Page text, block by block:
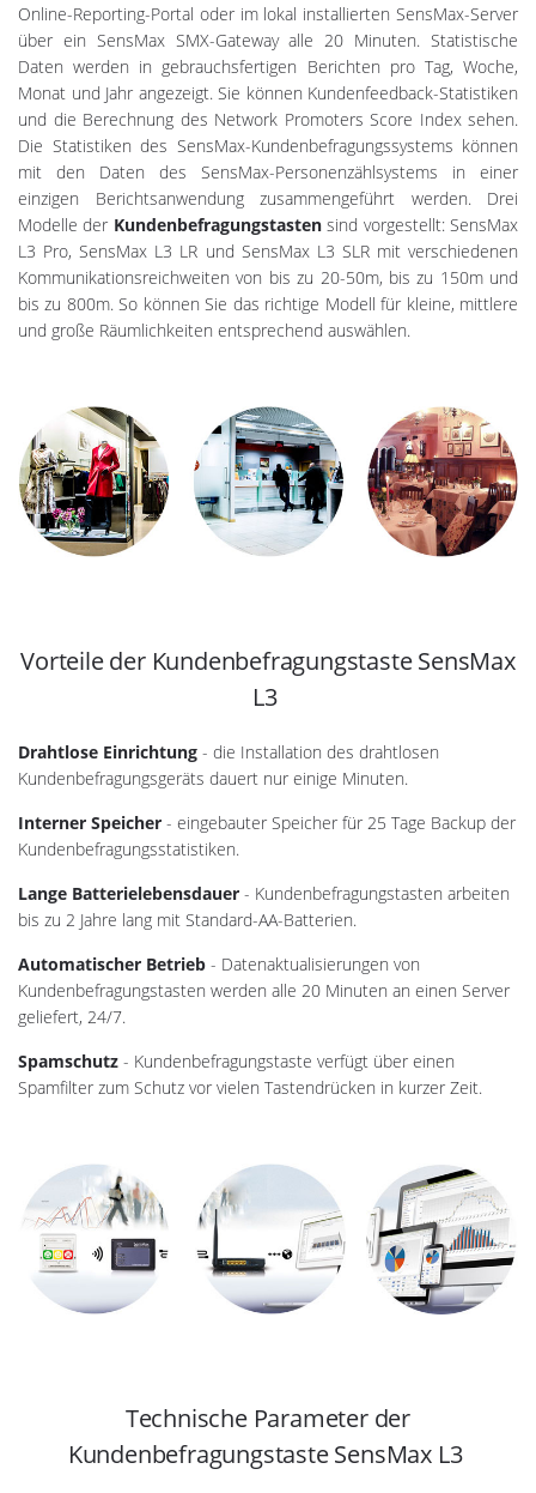
Online-Reporting-Portal oder im lokal installierten SensMax-Server
über ein SensMax SMX-Gateway alle 20 Minuten. Statistische
Daten werden in gebrauchsfertigen Berichten pro Tag, Woche,
Monat und Jahr angezeigt. Sie können Kundenfeedback-Statistiken
und die Berechnung des Network Promoters Score Index sehen.
Die Statistiken des SensMax-Kundenbefragungssystems können
mit den Daten des SensMax-Personenzählsystems in einer
einzigen Berichtsanwendung zusammengeführt werden. Drei
Modelle der Kundenbefragungstastensind vorgestellt: SensMax
L3 Pro, SensMax L3 LR und SensMax L3 SLR mit verschiedenen
Kommunikationsreichweiten von bis zu 20-50m, bis zu 150m und
bis zu 800m. So können Sie das richtige Modell für kleine, mittlere
und große Räumlichkeiten entsprechend auswählen.
Vorteile der Kundenbefragungstaste SensMax
L3
Drahtlose Einrichtung - die Installation des drahtlosen
Kundenbefragungsgeräts dauert nur einige Minuten.
Interner Speicher - eingebauter Speicher für 25 Tage Backup der
Kundenbefragungsstatistiken.
Lange Batterielebensdauer - Kundenbefragungstasten arbeiten
bis zu 2 Jahre lang mit Standard-AA-Batterien.
Automatischer Betrieb - Datenaktualisierungen von
Kundenbefragungstasten werden alle 20 Minuten an einen Server
geliefert, 24/7.
Spamschutz - Kundenbefragungstaste verfügt über einen
Spamfilter zum Schutz vor vielen Tastendrücken in kurzer Zeit.
Technische Parameter der
Kundenbefragungstaste SensMax L3